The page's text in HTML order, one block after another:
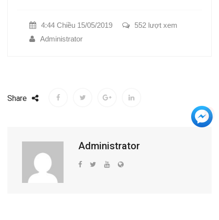
4:44 Chiều 15/05/2019
552 lượt xem
Administrator
Share
Administrator
+3